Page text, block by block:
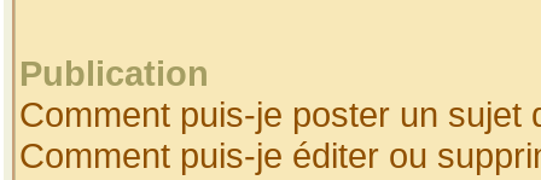
Publication
Comment puis-je poster un sujet
Comment puis-je éditer ou